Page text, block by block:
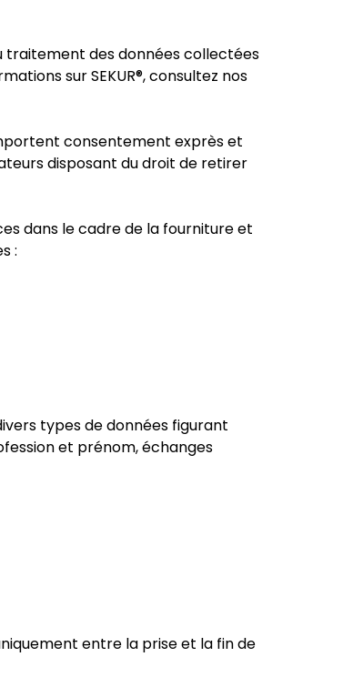
traitement des données collectées
sur SEKUR®, consultez nos
consentement exprès et
disposant du droit de retirer
dans le cadre de la fourniture et
:
types de données figurant
et prénom, échanges
entre la prise et la fin de